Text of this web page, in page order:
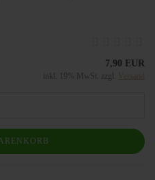
7,90 EUR
inkl. 19% MwSt. zzgl. Versand